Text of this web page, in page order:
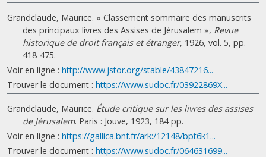
Grandclaude, Maurice. « Classement sommaire des manuscrits
des principaux livres des Assises de Jérusalem », Revue
historique de droit français et étranger, 1926, vol. 5, pp.
418-475.
Voir en ligne : http://www.jstor.org/stable/43847216...
Trouver le document : https://www.sudoc.fr/03922869X...
Grandclaude, Maurice. Étude critique sur les livres des assises
de Jérusalem. Paris : Jouve, 1923, 184 pp.
Voir en ligne : https://gallica.bnf.fr/ark:/12148/bpt6k1...
Trouver le document : https://www.sudoc.fr/064631699...